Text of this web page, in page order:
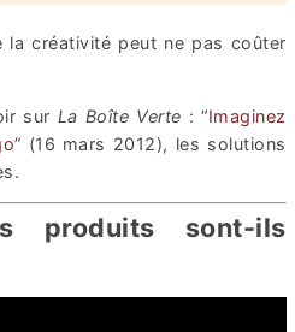
la créativité peut ne pas coûter
sur La Boîte Verte : “Imaginez
” (16 mars 2012), les solutions
produits sont-ils